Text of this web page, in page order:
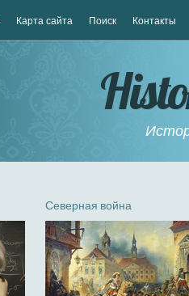
Карта сайта Поиск Контакты
Северная война